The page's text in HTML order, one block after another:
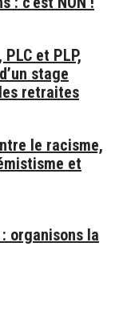
et PLP,
stage
retraites
le racisme,
et
organisons la